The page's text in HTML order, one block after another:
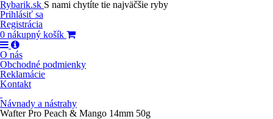
Rybarik.sk S nami chytíte tie najväčšie ryby
Prihlásiť sa
Registrácia
0 nákupný košík
O nás
Obchodné podmienky
Reklamácie
Kontakt
Návnady a nástrahy
Wafter Pro Peach & Mango 14mm 50g